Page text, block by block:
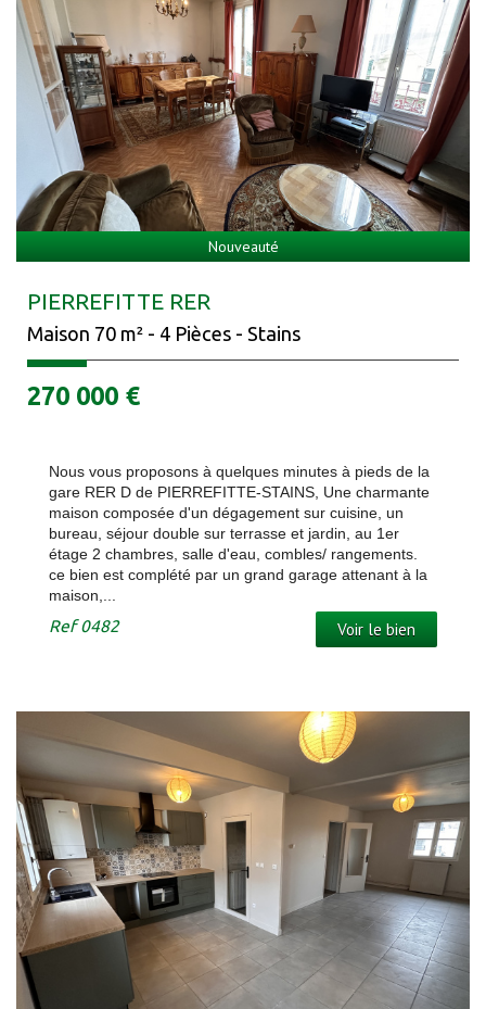
Nouveauté
PIERREFITTE RER
Maison 70 m² - 4 Pièces - Stains
270 000 €
Nous vous proposons à quelques minutes à pieds de la
gare RER D de PIERREFITTE-STAINS, Une charmante
maison composée d'un dégagement sur cuisine, un
bureau, séjour double sur terrasse et jardin, au 1er
étage 2 chambres, salle d'eau, combles/ rangements.
ce bien est complété par un grand garage attenant à la
maison,...
Ref0482 Voir le bien